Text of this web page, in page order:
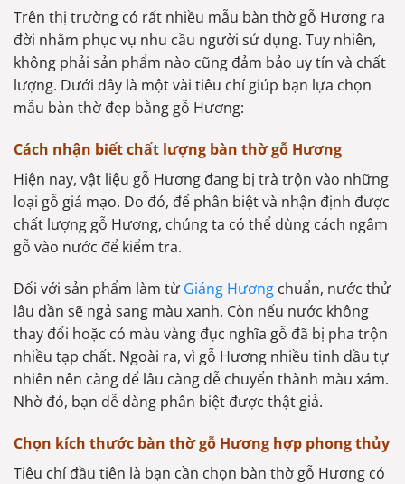
Trên thị trường có rất nhiều mẫu bàn thờ gỗ Hương ra
đời nhằm phục vụ nhu cầu người sử dụng. Tuy nhiên,
không phải sản phẩm nào cũng đảm bảo uy tín và chất
lượng. Dưới đây là một vài tiêu chí giúp bạn lựa chọn
mẫu bàn thờ đẹp bằng gỗ Hương:
Cách nhận biết chất lượng bàn thờ gỗ Hương
Hiện nay, vật liệu gỗ Hương đang bị trà trộn vào những
loại gỗ giả mạo. Do đó, để phân biệt và nhận định được
chất lượng gỗ Hương, chúng ta có thể dùng cách ngâm
gỗ vào nước để kiểm tra.
Đối với sản phẩm làm từ Giáng Hương chuẩn, nước thử
lâu dần sẽ ngả sang màu xanh. Còn nếu nước không
thay đổi hoặc có màu vàng đục nghĩa gỗ đã bị pha trộn
nhiều tạp chất. Ngoài ra, vì gỗ Hương nhiều tinh dầu tự
nhiên nên càng để lâu càng dễ chuyển thành màu xám.
Nhờ đó, bạn dễ dàng phân biệt được thật giả.
Chọn kích thước bàn thờ gỗ Hương hợp phong thủy
Tiêu chí đầu tiên là bạn cần chọn bàn thờ gỗ Hương có